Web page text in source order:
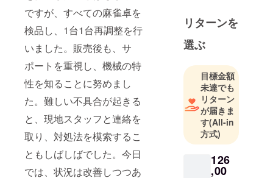
ですが、すべての麻雀卓を
検品し、1台1台再調整を行
いました。販売後も、サ
ポートを重視し、機械の特
性を知ることに努めまし
た。難しい不具合が起きる
と、現地スタッフと連絡を
取り、対処法を模索するこ
ともしばしばでした。今日
では、状況は改善しつつあ
販を主に手
掛けていま
す。痒い所
に手が届く
商品に改良
すべく、国
内スタッフ
に加え、現
地スタッフ
がオンライ
ンで協力し
て、オリジ
リターンを
選ぶ
目標金額
未達でも
リターン
が届きま
す(All-in
方式)
126
,00